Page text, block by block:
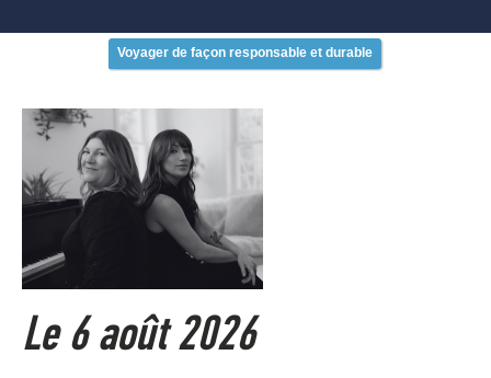
Voyager de façon responsable et durable
Le 6 août 2026